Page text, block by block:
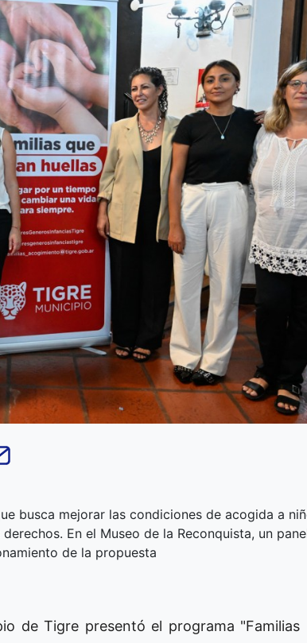
busca mejorar las condiciones de acogida a
En el Museo de la Reconquista, un
de la propuesta
de Tigre presentó el programa "Familias